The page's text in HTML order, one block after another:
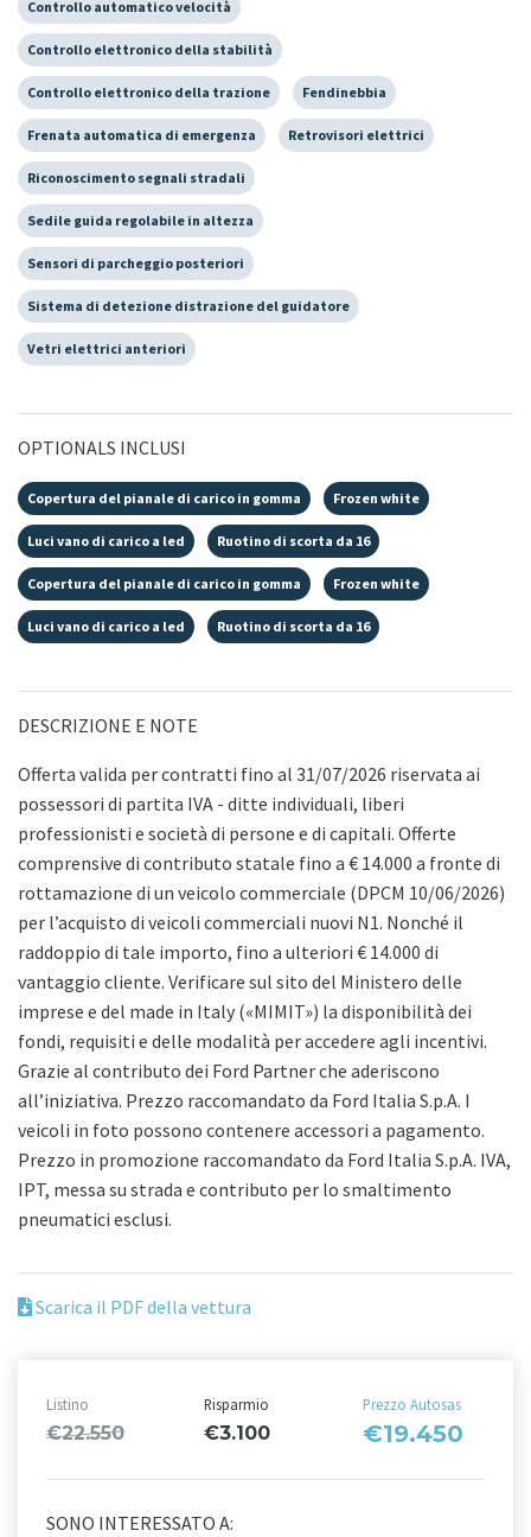
Controllo automatico velocità
Controllo elettronico della stabilità
Controllo elettronico della trazione Fendinebbia
Frenata automatica di emergenza Retrovisori elettrici
Riconoscimento segnali stradali
Sedile guida regolabile in altezza
Sensori di parcheggio posteriori
Sistema di detezione distrazione del guidatore
Vetri elettrici anteriori
OPTIONALS INCLUSI
Copertura del pianale di carico in gomma Frozen white
Luci vano di carico a led Ruotino di scorta da 16
Copertura del pianale di carico in gomma Frozen white
Luci vano di carico a led Ruotino di scorta da 16
DESCRIZIONE E NOTE
Offerta valida per contratti fino al 31/07/2026 riservata ai
possessori di partita IVA - ditte individuali, liberi
professionisti e società di persone e di capitali. Offerte
comprensive di contributo statale fino a € 14.000 a fronte di
rottamazione di un veicolo commerciale (DPCM 10/06/2026)
per l’acquisto di veicoli commerciali nuovi N1. Nonché il
raddoppio di tale importo, fino a ulteriori € 14.000 di
vantaggio cliente. Verificare sul sito del Ministero delle
imprese e del made in Italy («MIMIT») la disponibilità dei
fondi, requisiti e delle modalità per accedere agli incentivi.
Grazie al contributo dei Ford Partner che aderiscono
all’iniziativa. Prezzo raccomandato da Ford Italia S.p.A. I
veicoli in foto possono contenere accessori a pagamento.
Prezzo in promozione raccomandato da Ford Italia S.p.A. IVA,
IPT, messa su strada e contributo per lo smaltimento
pneumatici esclusi.
Scarica il PDF della vettura
Listino
€22.550
Risparmio
€3.100
Prezzo Autosas
€19.450
SONO INTERESSATO A: